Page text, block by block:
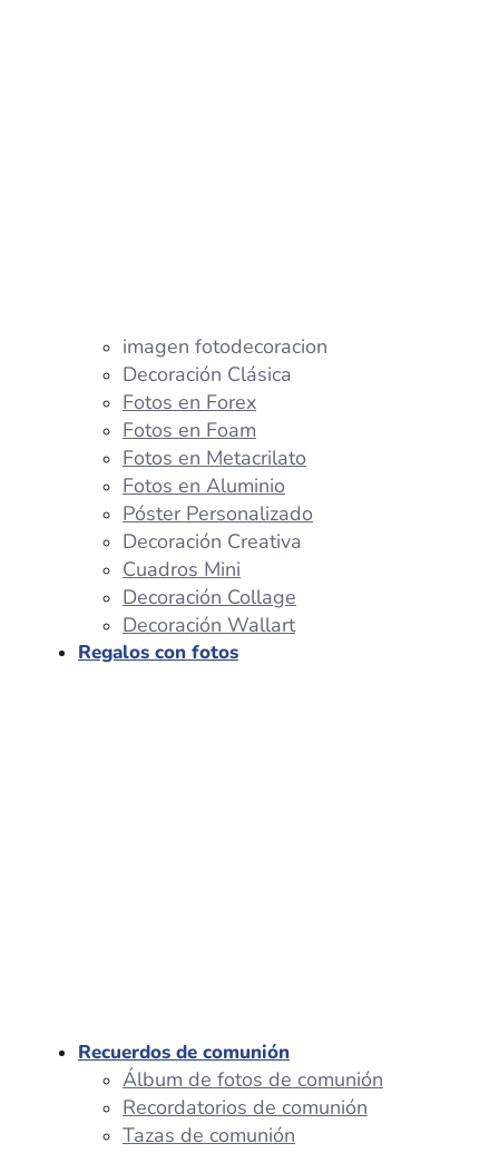
imagen fotodecoracion
Decoración Clásica
Fotos en Forex
Fotos en Foam
Fotos en Metacrilato
Fotos en Aluminio
Póster Personalizado
Decoración Creativa
Cuadros Mini
Decoración Collage
Decoración Wallart
Regalos con fotos
Recuerdos de comunión
Álbum de fotos de comunión
Recordatorios de comunión
Tazas de comunión